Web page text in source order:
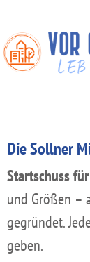
Die Sollner
Startschuss
und Größen –
gegründet.
geben.